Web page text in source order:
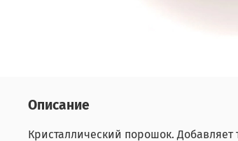
Описание
Кристаллический порошок.